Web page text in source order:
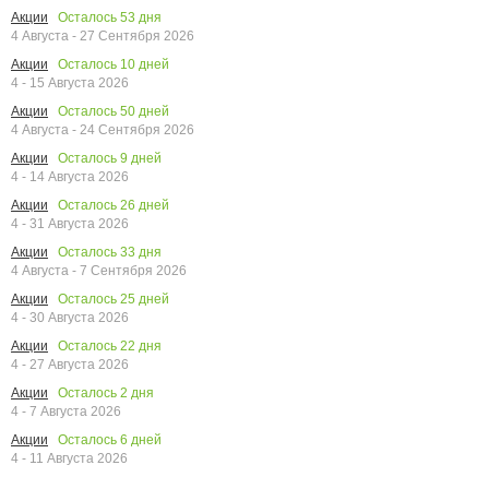
Акции
Осталось 53 дня
4 Августа - 27 Сентября 2026
Акции
Осталось 10 дней
4 - 15 Августа 2026
Акции
Осталось 50 дней
4 Августа - 24 Сентября 2026
Акции
Осталось 9 дней
4 - 14 Августа 2026
Акции
Осталось 26 дней
4 - 31 Августа 2026
Акции
Осталось 33 дня
4 Августа - 7 Сентября 2026
Акции
Осталось 25 дней
4 - 30 Августа 2026
Акции
Осталось 22 дня
4 - 27 Августа 2026
Акции
Осталось 2 дня
4 - 7 Августа 2026
Акции
Осталось 6 дней
4 - 11 Августа 2026